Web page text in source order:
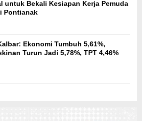
untuk Bekali Kesiapan Kerja Pemuda
Pontianak
Ekonomi Tumbuh 5,61%,
Turun Jadi 5,78%, TPT 4,46%